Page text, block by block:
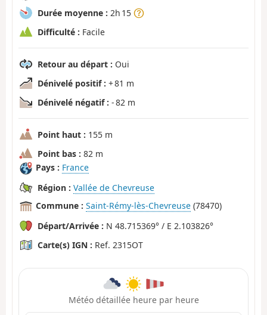
Durée moyenne : 2h 15
Difficulté : Facile
Retour au départ : Oui
Dénivelé positif : + 81 m
Dénivelé négatif : - 82 m
Point haut : 155 m
Point bas : 82 m
Pays : France
Région : Vallée de Chevreuse
Commune : Saint-Rémy-lès-Chevreuse (78470)
Départ/Arrivée : N 48.715369° / E 2.103826°
Carte(s) IGN : Ref. 2315OT
Météo détaillée heure par heure